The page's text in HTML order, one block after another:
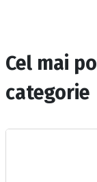
Cel mai
categorie